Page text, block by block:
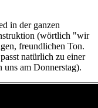
in der ganzen
(wörtlich "wir
freundlichen Ton.
natürlich zu einer
uns am Donnerstag).